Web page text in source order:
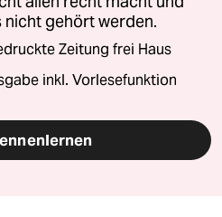
gehört werden.
Zeitung frei Haus
inkl. Vorlesefunktion